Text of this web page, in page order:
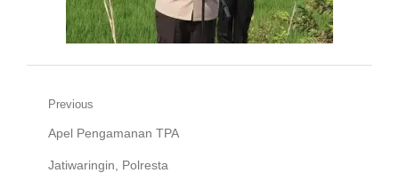
Navigasi
pos
Previous
Previous
post:
Apel Pengamanan TPA
Jatiwaringin, Polresta